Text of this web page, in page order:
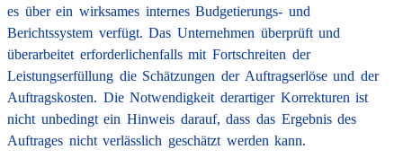
es über ein wirksames internes Budgetierungs- und
Berichtssystem verfügt. Das Unternehmen überprüft und
überarbeitet erforderlichenfalls mit Fortschreiten der
Leistungserfüllung die Schätzungen der Auftragserlöse und der
Auftragskosten. Die Notwendigkeit derartiger Korrekturen ist
nicht unbedingt ein Hinweis darauf, dass das Ergebnis des
Auftrages nicht verlässlich geschätzt werden kann.